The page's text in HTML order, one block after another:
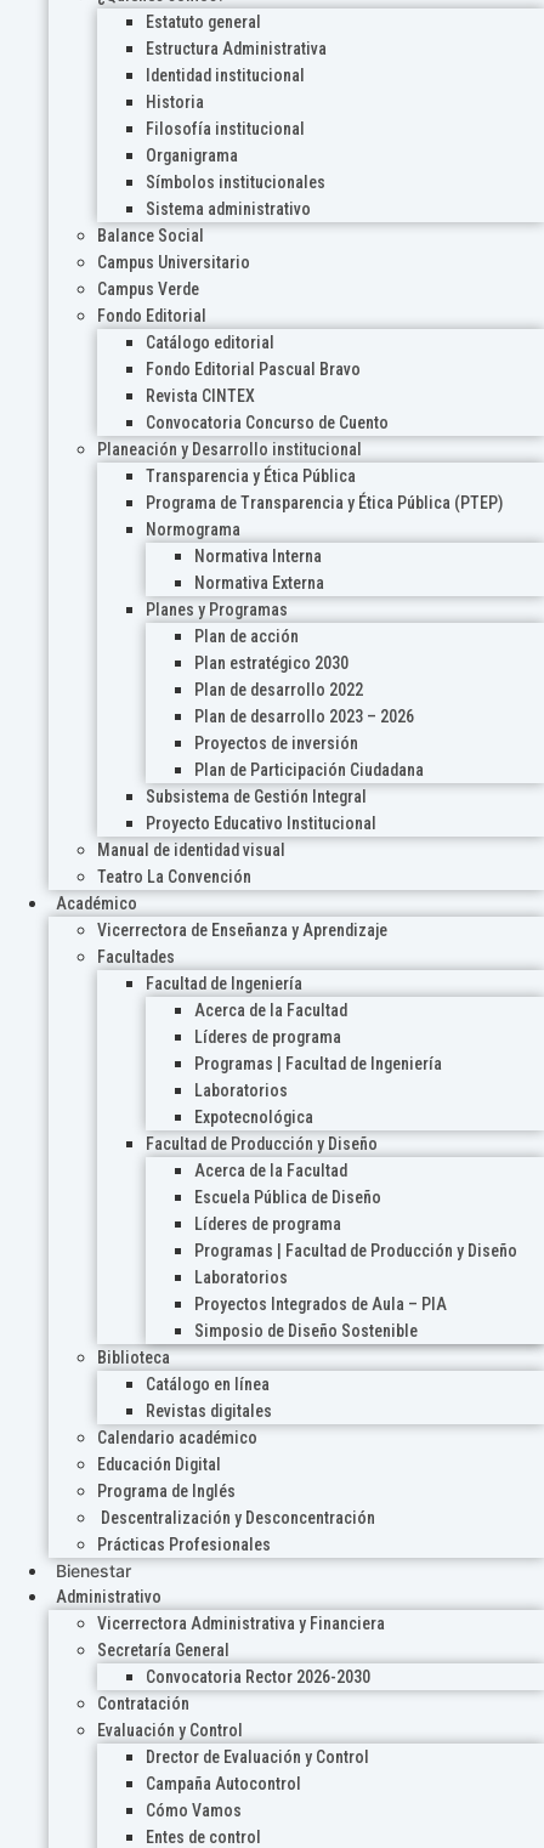
Estatuto general
Estructura Administrativa
Identidad institucional
Historia
Filosofía institucional
Organigrama
Símbolos institucionales
Sistema administrativo
Balance Social
Campus Universitario
Campus Verde
Fondo Editorial
Catálogo editorial
Fondo Editorial Pascual Bravo
Revista CINTEX
Convocatoria Concurso de Cuento
Planeación y Desarrollo institucional
Transparencia y Ética Pública
Programa de Transparencia y Ética Pública (PTEP)
Normograma
Normativa Interna
Normativa Externa
Planes y Programas
Plan de acción
Plan estratégico 2030
Plan de desarrollo 2022
Plan de desarrollo 2023 – 2026
Proyectos de inversión
Plan de Participación Ciudadana
Subsistema de Gestión Integral
Proyecto Educativo Institucional
Manual de identidad visual
Teatro La Convención
Académico
Vicerrectora de Enseñanza y Aprendizaje
Facultades
Facultad de Ingeniería
Acerca de la Facultad
Líderes de programa
Programas | Facultad de Ingeniería
Laboratorios
Expotecnológica
Facultad de Producción y Diseño
Acerca de la Facultad
Escuela Pública de Diseño
Líderes de programa
Programas | Facultad de Producción y Diseño
Laboratorios
Proyectos Integrados de Aula – PIA
Simposio de Diseño Sostenible
Biblioteca
Catálogo en línea
Revistas digitales
Calendario académico
Educación Digital
Programa de Inglés
Descentralización y Desconcentración
Prácticas Profesionales
Bienestar
Administrativo
Vicerrectora Administrativa y Financiera
Secretaría General
Convocatoria Rector 2026-2030
Contratación
Evaluación y Control
Drector de Evaluación y Control
Campaña Autocontrol
Cómo Vamos
Entes de control